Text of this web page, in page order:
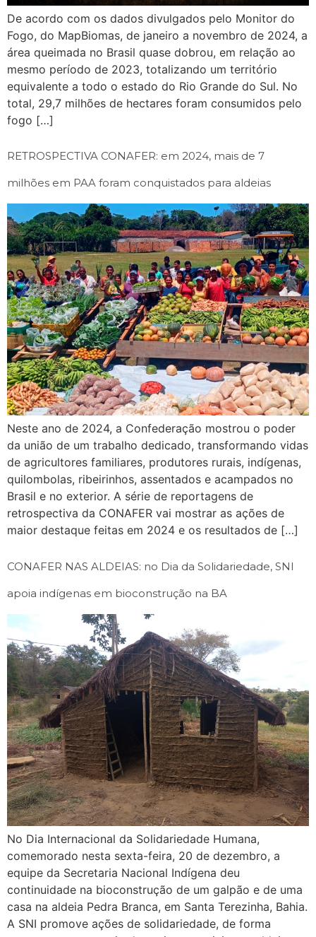
De acordo com os dados divulgados pelo Monitor do
Fogo, do MapBiomas, de janeiro a novembro de 2024, a
área queimada no Brasil quase dobrou, em relação ao
mesmo período de 2023, totalizando um território
equivalente a todo o estado do Rio Grande do Sul. No
total, 29,7 milhões de hectares foram consumidos pelo
fogo […]
RETROSPECTIVA CONAFER: em 2024, mais de 7
milhões em PAA foram conquistados para aldeias
Neste ano de 2024, a Confederação mostrou o poder
da união de um trabalho dedicado, transformando vidas
de agricultores familiares, produtores rurais, indígenas,
quilombolas, ribeirinhos, assentados e acampados no
Brasil e no exterior. A série de reportagens de
retrospectiva da CONAFER vai mostrar as ações de
maior destaque feitas em 2024 e os resultados de […]
CONAFER NAS ALDEIAS: no Dia da Solidariedade, SNI
apoia indígenas em bioconstrução na BA
No Dia Internacional da Solidariedade Humana,
comemorado nesta sexta-feira, 20 de dezembro, a
equipe da Secretaria Nacional Indígena deu
continuidade na bioconstrução de um galpão e de uma
casa na aldeia Pedra Branca, em Santa Terezinha, Bahia.
A SNI promove ações de solidariedade, de forma